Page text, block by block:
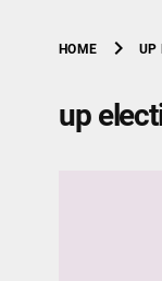
HOME chevron_right UP
up